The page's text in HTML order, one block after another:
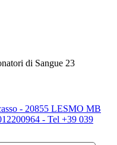
di Sangue 23
- 20855 LESMO MB
- Tel +39 039